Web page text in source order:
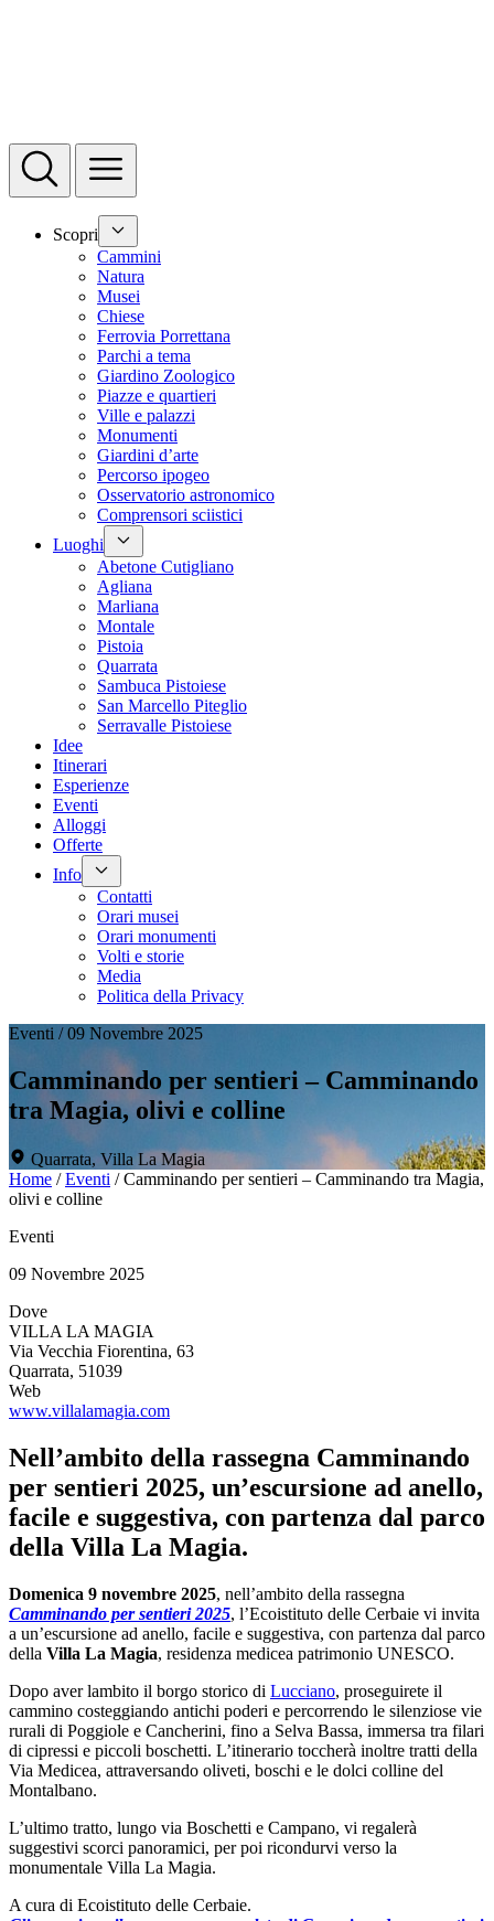
Scopri
Cammini
Natura
Musei
Chiese
Ferrovia Porrettana
Parchi a tema
Giardino Zoologico
Piazze e quartieri
Ville e palazzi
Monumenti
Giardini d’arte
Percorso ipogeo
Osservatorio astronomico
Comprensori sciistici
Luoghi
Abetone Cutigliano
Agliana
Marliana
Montale
Pistoia
Quarrata
Sambuca Pistoiese
San Marcello Piteglio
Serravalle Pistoiese
Idee
Itinerari
Esperienze
Eventi
Alloggi
Offerte
Info
Contatti
Orari musei
Orari monumenti
Volti e storie
Media
Politica della Privacy
Eventi / 09 Novembre 2025
Camminando per sentieri – Camminando
tra Magia, olivi e colline
Quarrata, Villa La Magia
Home /Eventi /Camminando per sentieri – Camminando tra Magia,
olivi e colline
Eventi
09 Novembre 2025
Dove
VILLA LA MAGIA
Via Vecchia Fiorentina, 63
Quarrata, 51039
Web
www.villalamagia.com
Nell’ambito della rassegna Camminando
per sentieri 2025, un’escursione ad anello,
facile e suggestiva, con partenza dal parco
della Villa La Magia.
Domenica 9 novembre 2025, nell’ambito della rassegna
Camminando per sentieri 2025, l’Ecoistituto delle Cerbaie vi invita
a un’escursione ad anello, facile e suggestiva, con partenza dal parco
della Villa La Magia, residenza medicea patrimonio UNESCO.
Dopo aver lambito il borgo storico di Lucciano, proseguirete il
cammino costeggiando antichi poderi e percorrendo le silenziose vie
rurali di Poggiole e Cancherini, fino a Selva Bassa, immersa tra filari
di cipressi e piccoli boschetti. L’itinerario toccherà inoltre tratti della
Via Medicea, attraversando oliveti, boschi e le dolci colline del
Montalbano.
L’ultimo tratto, lungo via Boschetti e Campano, vi regalerà
suggestivi scorci panoramici, per poi ricondurvi verso la
monumentale Villa La Magia.
A cura di Ecoistituto delle Cerbaie.